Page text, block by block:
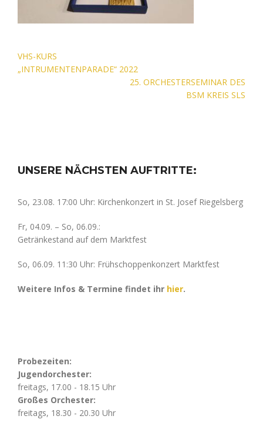
Beitragsnavigation
VHS-KURS
„INTRUMENTENPARADE“ 2022
25. ORCHESTERSEMINAR DES
BSM KREIS SLS
UNSERE NÄCHSTEN AUFTRITTE:
So, 23.08. 17:00 Uhr: Kirchenkonzert in St. Josef Riegelsberg
Fr, 04.09. – So, 06.09.:
Getränkestand auf dem Marktfest
So, 06.09. 11:30 Uhr: Frühschoppenkonzert Marktfest
Weitere Infos & Termine findet ihr hier.
Probezeiten:
Jugendorchester:
freitags, 17.00 - 18.15 Uhr
Großes Orchester:
freitags, 18.30 - 20.30 Uhr